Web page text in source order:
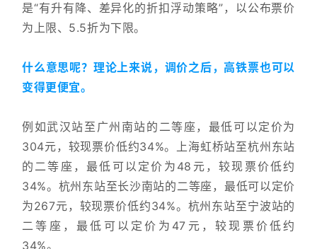
是“有升有降、差异化的折扣浮动策略”，以公布票价
为上限、5.5折为下限。
什么意思呢？理论上来说，调价之后，高铁票也可以
变得更便宜。
例如武汉站至广州南站的二等座，最低可以定价为
304元，较现票价低约34%。上海虹桥站至杭州东站
的二等座，最低可以定价为48元，较现票价低约
34%。杭州东站至长沙南站的二等座，最低可以定价
为267元，较现票价低约34%。杭州东站至宁波站的
二等座，最低可以定价为47元，较现票价低约
34%。